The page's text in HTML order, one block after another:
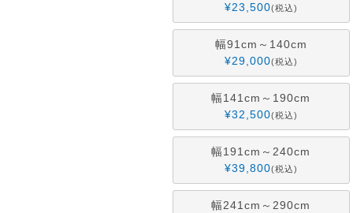
¥23,500 税込
幅91cm～140cm
¥29,000 税込
幅141cm～190cm
¥32,500 税込
幅191cm～240cm
¥39,800 税込
幅241cm～290cm